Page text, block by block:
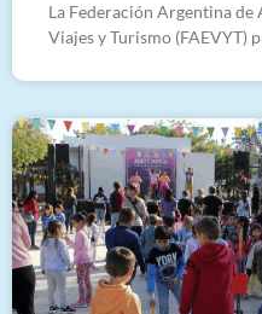
La Federación Argentina de
Viajes y Turismo (FAEVYT)